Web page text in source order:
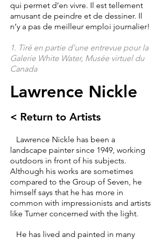
qui permet d’en vivre. Il est tellement
amusant de peindre et de dessiner. Il
n’y a pas de meilleur emploi journalier!
1. Tiré en partie d’une entrevue pour la
Galerie White Water, Musée virtuel du
Canada
Lawrence Nickle
< Return to Artists
Lawrence Nickle has been a
landscape painter since 1949, working
outdoors in front of his subjects.
Although his works are sometimes
compared to the Group of Seven, he
himself says that he has more in
common with impressionists and artists
like Turner concerned with the light.
He has lived and painted in many